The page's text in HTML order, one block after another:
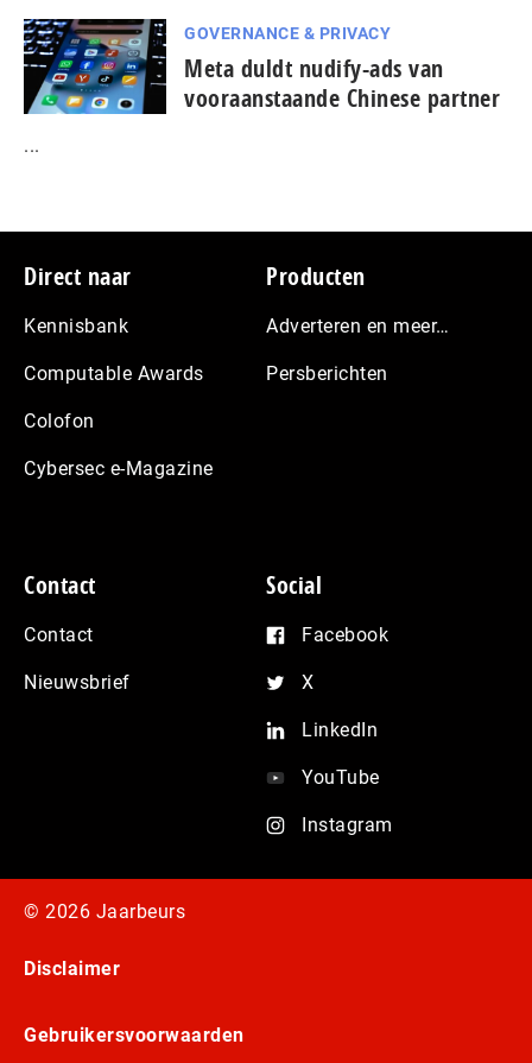
GOVERNANCE & PRIVACY
Meta duldt nudify-ads van
vooraanstaande Chinese partner
...
Footer
Direct naar
Kennisbank
Computable Awards
Colofon
Cybersec e-Magazine
Producten
Adverteren en meer…
Persberichten
Contact
Contact
Nieuwsbrief
Social
Facebook
X
LinkedIn
YouTube
Instagram
© 2026 Jaarbeurs
Disclaimer
Gebruikersvoorwaarden